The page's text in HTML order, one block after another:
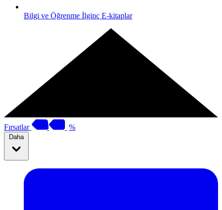
Bilgi ve Öğrenme İlginç E-kitaplar
Fırsatlar %
Daha